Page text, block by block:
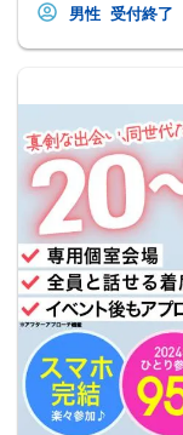
男性 受付終了